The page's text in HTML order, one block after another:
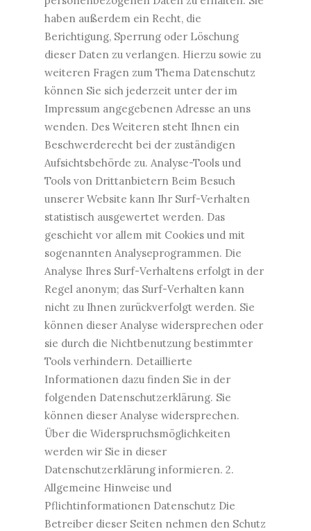
haben außerdem ein Recht, die
Berichtigung, Sperrung oder Löschung
dieser Daten zu verlangen. Hierzu sowie zu
weiteren Fragen zum Thema Datenschutz
können Sie sich jederzeit unter der im
Impressum angegebenen Adresse an uns
wenden. Des Weiteren steht Ihnen ein
Beschwerderecht bei der zuständigen
Aufsichtsbehörde zu. Analyse-Tools und
Tools von Drittanbietern Beim Besuch
unserer Website kann Ihr Surf-Verhalten
statistisch ausgewertet werden. Das
geschieht vor allem mit Cookies und mit
sogenannten Analyseprogrammen. Die
Analyse Ihres Surf-Verhaltens erfolgt in der
Regel anonym; das Surf-Verhalten kann
nicht zu Ihnen zurückverfolgt werden. Sie
können dieser Analyse widersprechen oder
sie durch die Nichtbenutzung bestimmter
Tools verhindern. Detaillierte
Informationen dazu finden Sie in der
folgenden Datenschutzerklärung. Sie
können dieser Analyse widersprechen.
Über die Widerspruchsmöglichkeiten
werden wir Sie in dieser
Datenschutzerklärung informieren. 2.
Allgemeine Hinweise und
Pflichtinformationen Datenschutz Die
Betreiber dieser Seiten nehmen den Schutz